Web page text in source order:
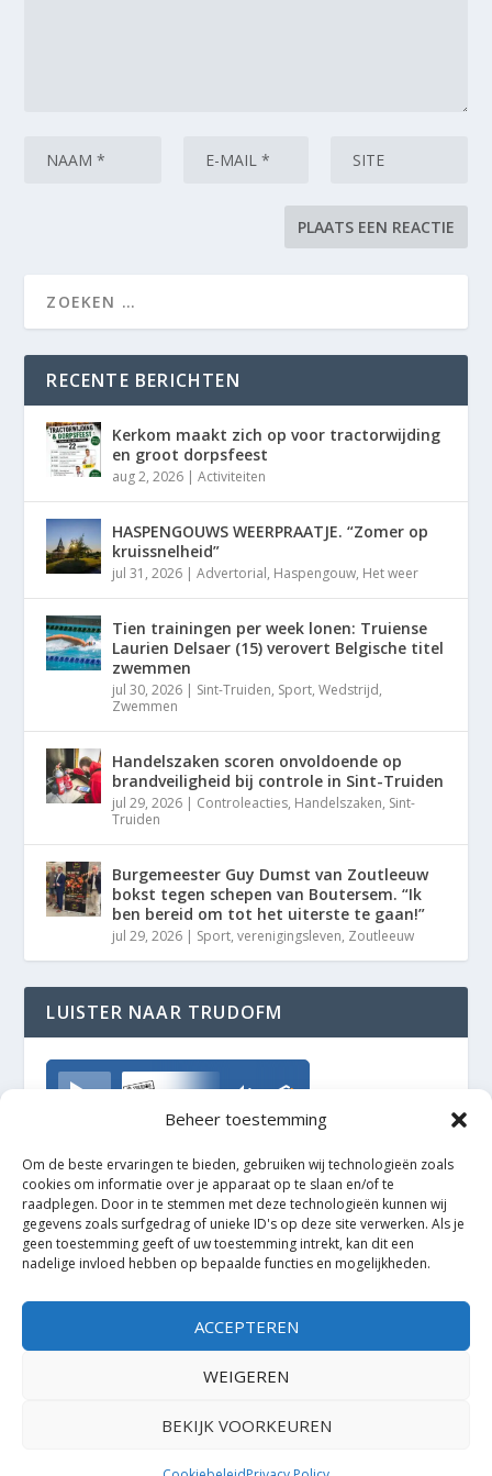
Beheer toestemming
Om de beste ervaringen te bieden, gebruiken wij technologieën zoals
cookies om informatie over je apparaat op te slaan en/of te
raadplegen. Door in te stemmen met deze technologieën kunnen wij
gegevens zoals surfgedrag of unieke ID's op deze site verwerken. Als je
geen toestemming geeft of uw toestemming intrekt, kan dit een
nadelige invloed hebben op bepaalde functies en mogelijkheden.
ACCEPTEREN
WEIGEREN
BEKIJK VOORKEUREN
RECENTE BERICHTEN
Kerkom maakt zich op voor tractorwijding
en groot dorpsfeest
aug 2, 2026 |Activiteiten
HASPENGOUWS WEERPRAATJE. “Zomer op
kruissnelheid”
jul 31, 2026 |Advertorial, Haspengouw, Het weer
Tien trainingen per week lonen: Truiense
Laurien Delsaer (15) verovert Belgische titel
zwemmen
jul 30, 2026 | Sint-Truiden, Sport,Wedstrijd,
Zwemmen
Handelszaken scoren onvoldoende op
brandveiligheid bij controle in Sint-Truiden
jul 29, 2026 | Controleacties, Handelszaken, Sint-
Truiden
Burgemeester Guy Dumst van Zoutleeuw
bokst tegen schepen van Boutersem. “Ik
ben bereid om tot het uiterste te gaan!”
jul 29, 2026 | Sport,verenigingsleven, Zoutleeuw
LUISTER NAAR TRUDOFM
TrudoFM
Elegant Themes| Mogelijk gemaakt door